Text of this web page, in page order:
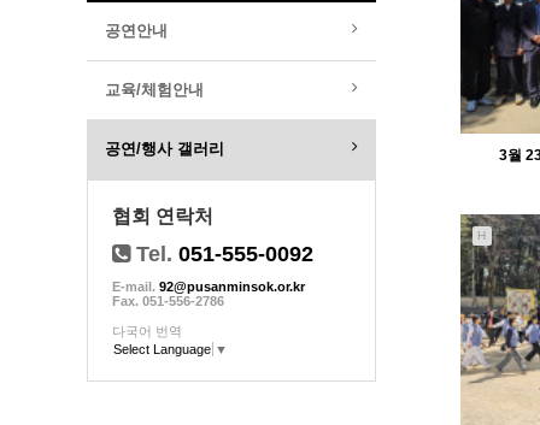
3월
H
공연안내
교육/체험안내
공연/행사 갤러리
협회 연락처
Tel. 051-555-0092
E-mail. 92@pusanminsok.or.kr
Fax. 051-556-2786
다국어 번역
Select Language ▼